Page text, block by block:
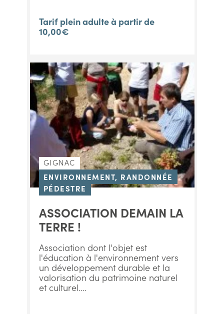
Tarif plein adulte à partir de
10,00€
GIGNAC
ENVIRONNEMENT, RANDONNÉE
PÉDESTRE
ASSOCIATION DEMAIN LA
TERRE !
Association dont l'objet est
l'éducation à l'environnement vers
un développement durable et la
valorisation du patrimoine naturel
et culturel....